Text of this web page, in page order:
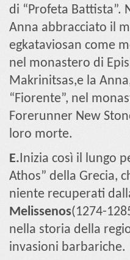
di “Profeta Battista”.
Anna abbracciato il
egkataviosan come
nel monastero di
Makrinitsas,e la
“Fiorente”, nel
Forerunner New
loro morte.
E. Inizia così il lungo
Athos” della Grecia,
niente recuperati
Melissenos(1274-
nella storia della
invasioni barbariche.